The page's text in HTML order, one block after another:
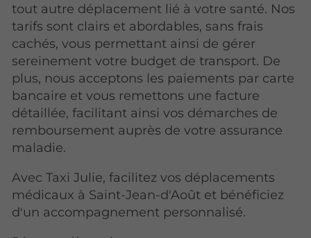
tout autre déplacement lié à votre santé. Nos
tarifs sont clairs et abordables, sans frais
cachés, vous permettant ainsi de gérer
sereinement votre budget de transport. De
plus, nous acceptons les paiements par carte
bancaire et vous remettons une facture
détaillée, facilitant ainsi vos démarches de
remboursement auprès de votre assurance
maladie.
Avec Taxi Julie, facilitez vos déplacements
médicaux à Saint-Jean-d'Août et bénéficiez
d'un accompagnement personnalisé.